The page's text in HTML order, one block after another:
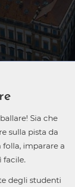
Sia che
sulla pista da
imparare a
facile.
degli studenti